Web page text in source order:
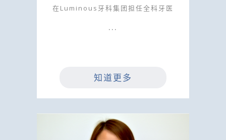
在Luminous牙科集团担任全科牙医
知道更多